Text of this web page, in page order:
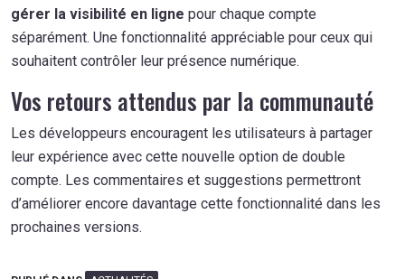
gérer la visibilité en ligne pour chaque compte
séparément. Une fonctionnalité appréciable pour ceux qui
souhaitent contrôler leur présence numérique.
Vos retours attendus par la communauté
Les développeurs encouragent les utilisateurs à partager
leur expérience avec cette nouvelle option de double
compte. Les commentaires et suggestions permettront
d’améliorer encore davantage cette fonctionnalité dans les
prochaines versions.